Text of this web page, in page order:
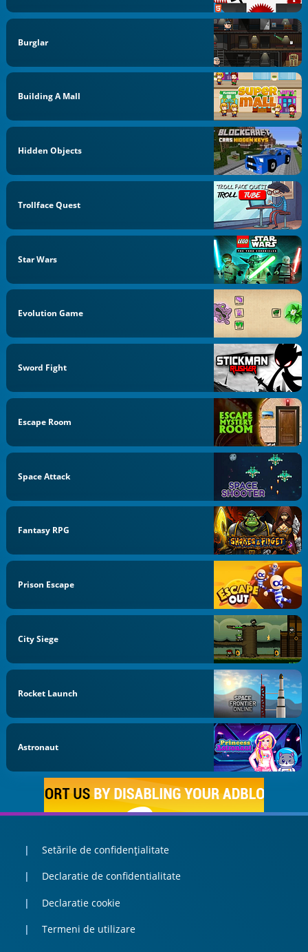
Burglar
Building A Mall
Hidden Objects
Trollface Quest
Star Wars
Evolution Game
Sword Fight
Escape Room
Space Attack
Fantasy RPG
Prison Escape
City Siege
Rocket Launch
Astronaut
Setările de confidențialitate
Declaratie de confidentialitate
Declaratie cookie
Termeni de utilizare